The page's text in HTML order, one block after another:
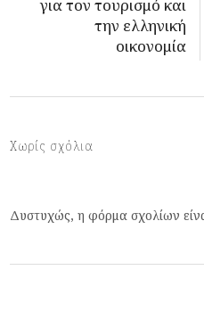
για τον τουρισμό και
την ελληνική
οικονομία
Χωρίς σχόλια
Δυστυχώς, η φόρμα σχολίων